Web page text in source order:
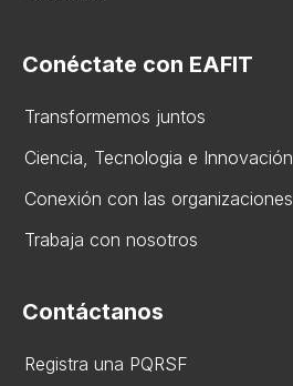
Conéctate con EAFIT
Transformemos juntos
Ciencia, Tecnologia e Innovación
Conexión con las organizaciones
Trabaja con nosotros
Contáctanos
Registra una PQRSF